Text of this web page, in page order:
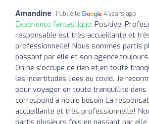
Amandine Publié le 4 years ago
Expérience fantastique: Positive:
responsable est très accueillante et
professionnelle! Nous sommes partis
passant par elle et son
On ne s'occupe de rien et en toute
les incertitudes liées au covid. Je
pour voyager en toute tranquillité dans
correspond à notre besoin La
accueillante et très professionnelle!
partis plusieurs fois en passant par elle